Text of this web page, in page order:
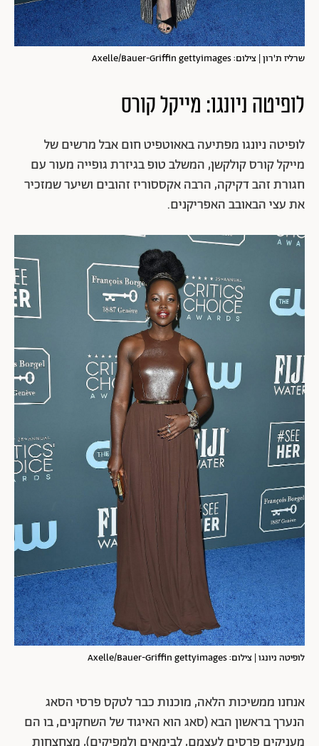
שרליז ת'רון | צילום: Axelle/Bauer-Griffin gettyimages
לופיטה ניונגו: מייקל קורס
לופיטה ניונגו מפתיעה באאוטפיט חום אבל מרשים של
מייקל קורס קולקשן, המשלב טופ בגיזרת גופייה מעור עם
חגורת זהב דקיקה, הרבה אקססוריז זהובים ושיער שמזכיר
את עצי הבאובב האפריקנים.
לופיטה ניונגו | צילום: Axelle/Bauer-Griffin gettyimages
אנחנו ממשיכות הלאה, מוכנות כבר לטקס פרסי הסאג
הנערך בראשון הבא (סאג הוא האיגוד של השחקנים, בו הם
מעניקים פרסים לעצמם, לבימאים ולמפיקים), מצחצחות